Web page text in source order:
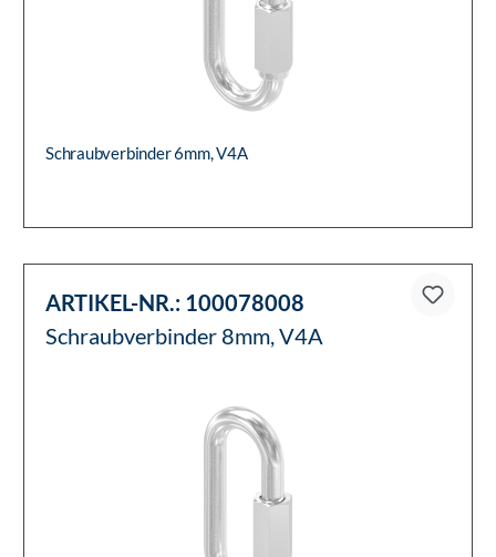
Schraubverbinder 6mm, V4A
ARTIKEL-NR.: 100078008
Schraubverbinder 8mm, V4A